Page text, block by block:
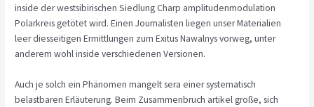
inside der westsibirischen Siedlung Charp amplitudenmodulation
Polarkreis getötet wird. Einen Journalisten liegen unser Materialien
leer diesseitigen Ermittlungen zum Exitus Nawalnys vorweg, unter
anderem wohl inside verschiedenen Versionen.
Auch je solch ein Phänomen mangelt sera einer systematisch
belastbaren Erläuterung. Beim Zusammenbruch artikel große, sich